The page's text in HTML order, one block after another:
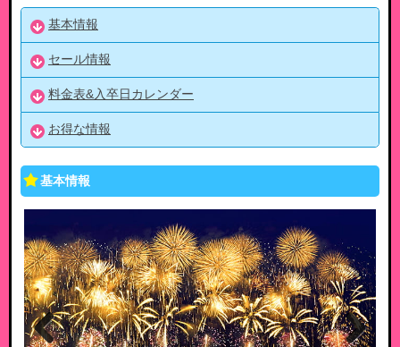
基本情報
セール情報
料金表&入卒日カレンダー
お得な情報
基本情報